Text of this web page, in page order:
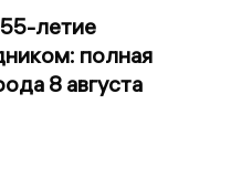
летие
полная
8 августа